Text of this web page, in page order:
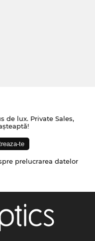
de lux. Private Sales,
prelucrarea datelor